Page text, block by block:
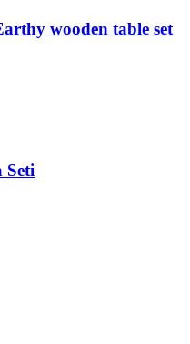
wooden table set
Seti